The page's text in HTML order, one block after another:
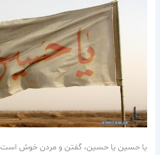
يا حسين يا حسين، گفتن و مردن خوش است